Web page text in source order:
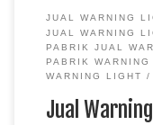
JUAL WARNING
JUAL WARNING
PABRIK JUAL
PABRIK
WARNING LIGHT
Jual